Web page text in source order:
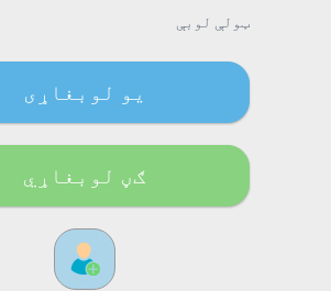
ټولې لوبې
یو لوبغاړی
ګڼ لوبغاړي